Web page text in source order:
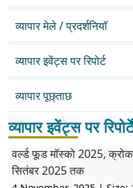
व्यापार मेले / प्रदर्शनियॉ
व्यापार इवेंट्स पर रिपोर्ट
व्यापार पूछ्ताछ
व्यापार इवेंट्स पर
वर्ल्ड फूड मॉस्को 2025,
सितंबर 2025 तक